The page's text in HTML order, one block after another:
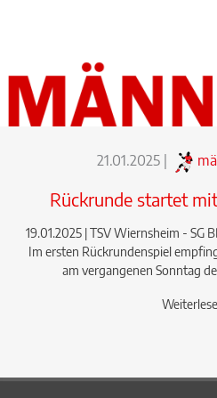
21.01.2025
Rückrunde startet
19.01.2025 | TSV Wiernsheim - SG
Im ersten Rückrundenspiel
am vergangenen Sonntag